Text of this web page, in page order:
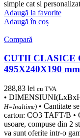
simple cat si
Adaugă la favorite
Adaugă în coș
Compară
CUTII CLASICE
495X240X190 mm
288,83 lei cu TVA
•
H=Inaltime) • Cantitate
carton: CO3 TAFT/B •
usoare, compuse din 2
va sunt oferite intr-o